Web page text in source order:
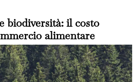
biodiversità: il costo
alimentare